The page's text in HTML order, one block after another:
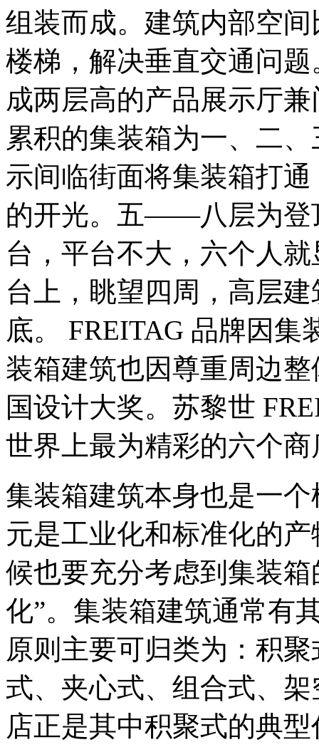
组装而成。建筑内部空
楼梯，解决垂直交通问
成两层高的产品展示厅
累积的集装箱为一、二
示间临街面将集装箱打
的开光。五——八层为登
台，平台不大，六个人
台上，眺望四周，高层
底。 FREITAG 品牌因
装箱建筑也因尊重周边
国设计大奖。苏黎世
世界上最为精彩的六个
集装箱建筑本身也是一
元是工业化和标准化的
候也要充分考虑到集装
化”。集装箱建筑通常有
原则主要可归类为：积
式、夹心式、组合式、
店正是其中积聚式的典